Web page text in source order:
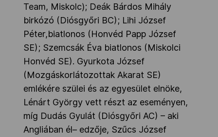
Team, Miskolc); Deák Bárdos Mihály
birkózó (Diósgyőri BC); Lihi József
Péter,biatlonos (Honvéd Papp József
SE); Szemcsák Éva biatlonos (Miskolci
Honvéd SE). Gyurkota József
(Mozgáskorlátozottak Akarat SE)
emlékére szülei és az egyesület elnöke,
Lénárt György vett részt az eseményen,
míg Dudás Gyulát (Diósgyőri AC) – aki
Angliában él– edzője, Szűcs József